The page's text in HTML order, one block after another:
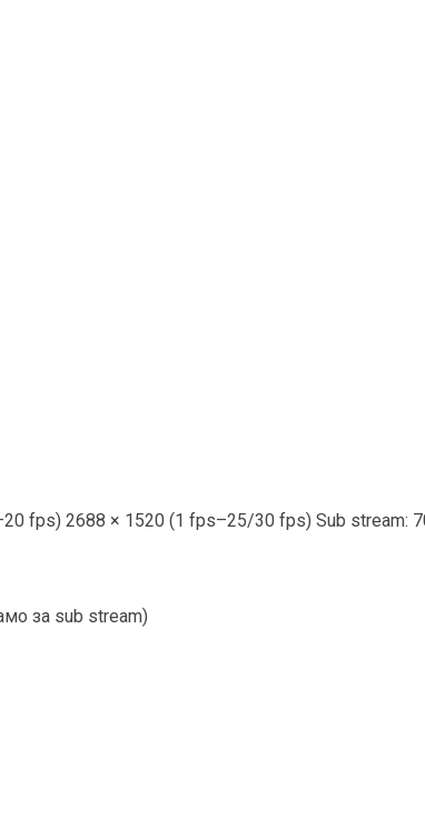
fps) 2688 × 1520 (1 fps–25/30 fps) Sub stream:
за sub stream)